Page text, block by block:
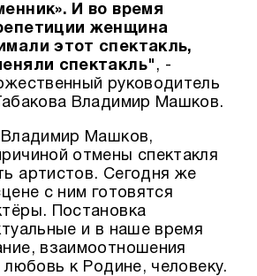
И во время
женщина
этот спектакль,
спектакль" , -
руководитель
Владимир Машков.
Владимир Машков,
отмены спектакля
артистов. Сегодня же
с ним готовятся
Постановка
и в наше время
взаимоотношения
к Родине, человеку.